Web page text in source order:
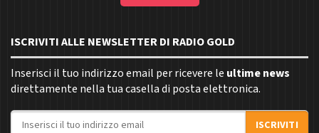
ISCRIVITI ALLE NEWSLETTER DI RADIO GOLD
Inserisci il tuo indirizzo email per ricevere le ultime news
direttamente nella tua casella di posta elettronica.
Indirizzo email
ISCRIVITI